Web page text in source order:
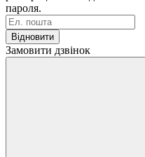
пароля.
Відновити
Замовити дзвінок